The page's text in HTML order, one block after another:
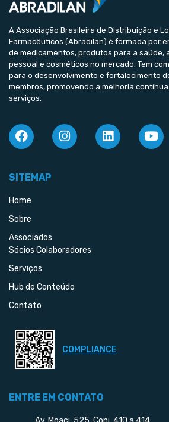
A Associação Brasileira de Distribuição e
Farmacêuticos (Abradilan) é formada por
de medicamentos, produtos para a saúde,
pessoal e cosméticos no mercado. Tem
para o desenvolvimento e fortalecimento
membros, promovendo a melhoria
serviços.
SITEMAP
Home
Sobre
Associados
Sócios Colaboradores
Serviços
Hub de Conteúdo
Contato
COMPLIANCE
ENTRE EM CONTATO